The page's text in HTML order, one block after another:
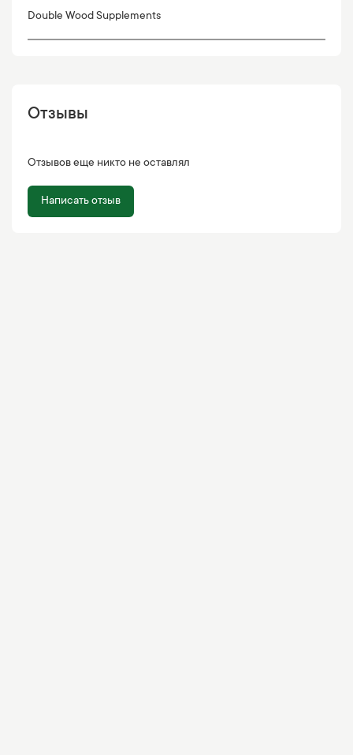
Double Wood Supplements
Отзывы
Отзывов еще никто не оставлял
Написать отзыв